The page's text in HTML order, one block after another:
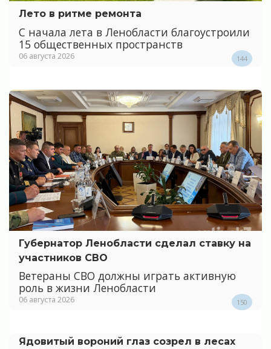
Лето в ритме ремонта
С начала лета в Ленобласти благоустроили
15 общественных пространств
06 августа 2026 144
Губернатор Ленобласти сделал ставку на
участников СВО
Ветераны СВО должны играть активную
роль в жизни Ленобласти
06 августа 2026 150
Ядовитый вороний глаз созрел в лесах